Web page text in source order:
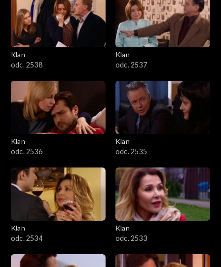
Klan
odc. 2538
Klan
odc. 2537
Klan
odc. 2536
Klan
odc. 2535
Klan
odc. 2534
Klan
odc. 2533